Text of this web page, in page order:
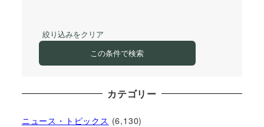
絞り込みをクリア
この条件で検索
カテゴリー
ニュース・トピックス (6,130)